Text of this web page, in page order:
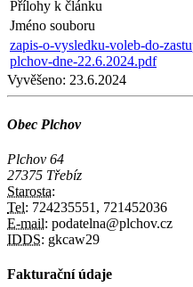
Přílohy k článku
Jméno souboru
zapis-o-vysledku-voleb-do-
plchov-dne-22.6.2024.pdf
Vyvěšeno: 23.6.2024
Obec Plchov
Plchov 64
27375 Třebíz
Starosta:
Tel: 724235551, 721452036
E-mail: podatelna@plchov.cz
IDDS: gkcaw29
Fakturační údaje